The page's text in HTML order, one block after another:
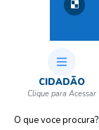
O que voce procura?
CIDADÃO